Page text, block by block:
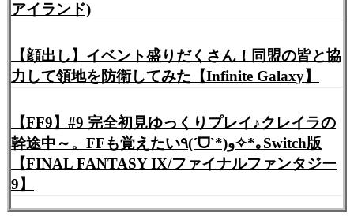
アイランド)
【顔出し】イベント盛りだくさん！同盟の皆と協
力して領地を防衛してみた【Infinite Galaxy】
【FF9】#9 完全初見ゆっくりプレイ♪クレイラの
幹途中～。FFも覚えたい٩(ˊᗜˋ*)و✧*｡Switch版
【FINAL FANTASY IX/ファイナルファンタジー
9】